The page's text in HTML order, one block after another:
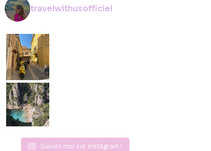
travelwithusofficiel
La Ciotat • • Voyage en France • • #t
Calanque de Cassis • • Petit conseil : lev
Suivez moi sur instagram !